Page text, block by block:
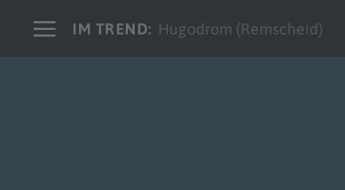
IM TREND: Hugodrom (Remscheid)